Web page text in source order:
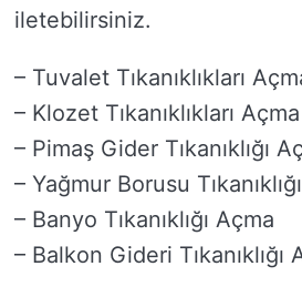
iletebilirsiniz.
– Tuvalet Tıkanıklıkları
– Klozet Tıkanıklıkları Açma
– Pimaş Gider Tıkanıklığı
– Yağmur Borusu
– Banyo Tıkanıklığı Açma
– Balkon Gideri Tıkanıklığı